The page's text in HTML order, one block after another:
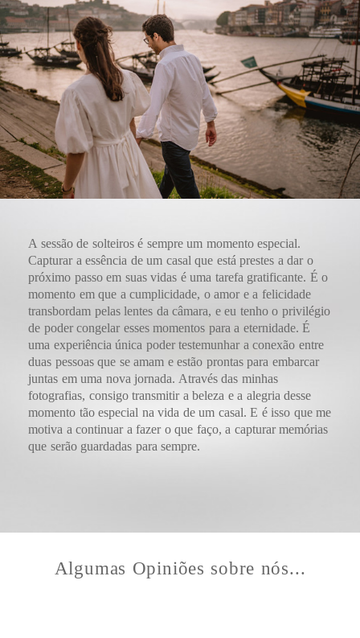
A sessão de solteiros é sempre um momento especial.
Capturar a essência de um casal que está prestes a dar o
próximo passo em suas vidas é uma tarefa gratificante. É o
momento em que a cumplicidade, o amor e a felicidade
transbordam pelas lentes da câmara, e eu tenho o privilégio
de poder congelar esses momentos para a eternidade. É
uma experiência única poder testemunhar a conexão entre
duas pessoas que se amam e estão prontas para embarcar
juntas em uma nova jornada. Através das minhas
fotografias, consigo transmitir a beleza e a alegria desse
momento tão especial na vida de um casal. E é isso que me
motiva a continuar a fazer o que faço, a capturar memórias
que serão guardadas para sempre.
Algumas Opiniões sobre nós...